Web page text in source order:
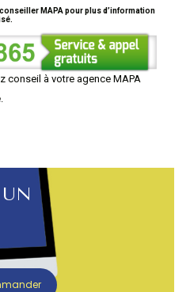
MAPA pour plus d’information
conseil à votre agence MAPA